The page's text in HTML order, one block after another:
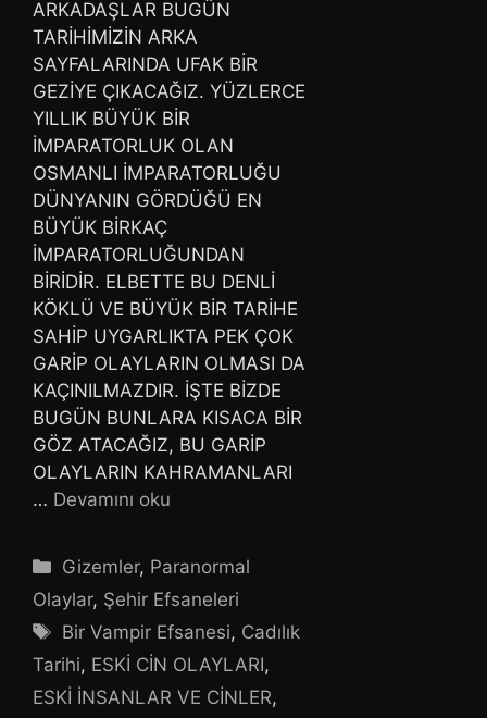
ARKADAŞLAR BUGÜN
TARİHİMİZİN ARKA
SAYFALARINDA UFAK BİR
GEZİYE ÇIKACAĞIZ. YÜZLERCE
YILLIK BÜYÜK BİR
İMPARATORLUK OLAN
OSMANLI İMPARATORLUĞU
DÜNYANIN GÖRDÜĞÜ EN
BÜYÜK BİRKAÇ
İMPARATORLUĞUNDAN
BİRİDİR. ELBETTE BU DENLİ
KÖKLÜ VE BÜYÜK BİR TARİHE
SAHİP UYGARLIKTA PEK ÇOK
GARİP OLAYLARIN OLMASI DA
KAÇINILMAZDIR. İŞTE BİZDE
BUGÜN BUNLARA KISACA BİR
GÖZ ATACAĞIZ, BU GARİP
OLAYLARIN KAHRAMANLARI
… Devamını oku
Kategoriler
Gizemler, Paranormal
Olaylar, Şehir Efsaneleri
Etiketler
Bir Vampir Efsanesi, Cadılık
Tarihi, ESKİ CİN OLAYLARI,
ESKİ İNSANLAR VE CİNLER,